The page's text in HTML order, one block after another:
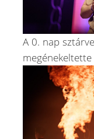
A 0. nap